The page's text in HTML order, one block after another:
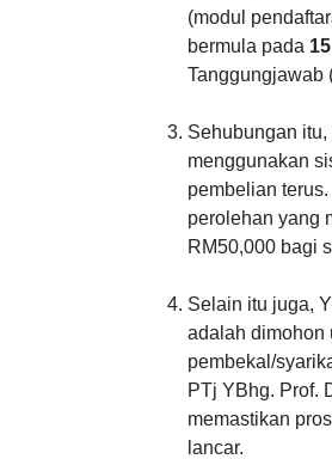
(modul
bermula pada
Tanggungjawab
Sehubungan
menggunakan
pembelian
perolehan yang
RM50,000 bagi
Selain itu juga,
adalah dimohon
pembekal/
PTj YBhg. Prof.
memastikan
lancar.